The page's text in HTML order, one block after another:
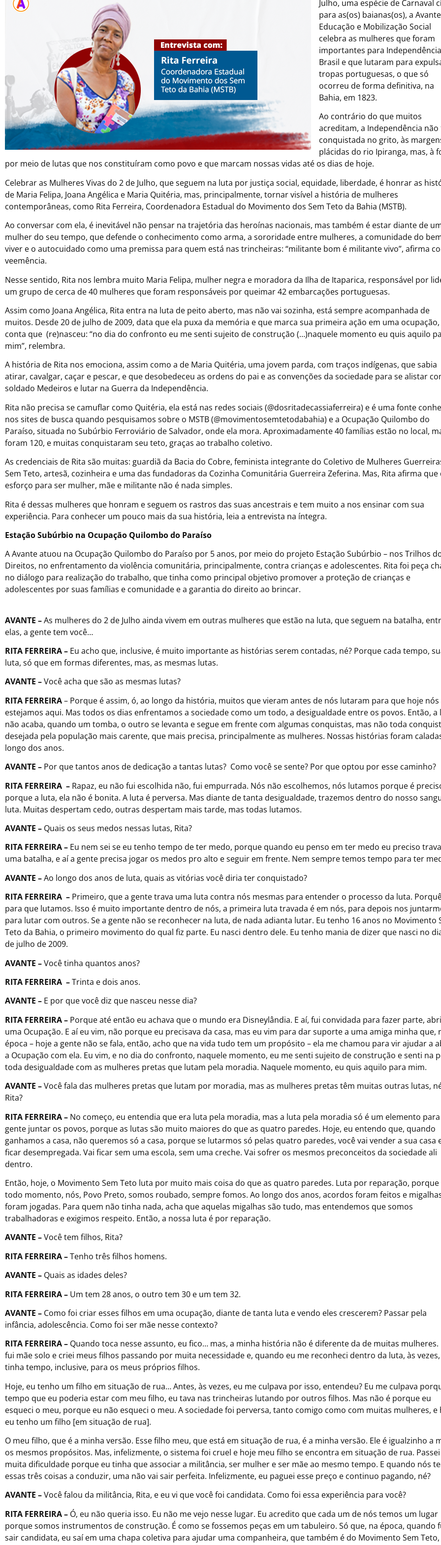
Julho, uma espécie de Carnaval
para as(os) baianas(os), a
Educação e Mobilização Social
celebra as mulheres que foram
importantes para
Brasil e que lutaram para
tropas portuguesas, o que só
ocorreu de forma definitiva, na
Bahia, em 1823.
Ao contrário do que muitos
acreditam, a Independência não
conquistada no grito, às
plácidas do rio Ipiranga, mas, à
por meio de lutas que nos constituíram como povo e que marcam nossas vidas até os dias de hoje.
Celebrar as Mulheres Vivas do 2 de Julho, que seguem na luta por justiça social, equidade, liberdade, é honrar as
de Maria Felipa, Joana Angélica e Maria Quitéria, mas, principalmente, tornar visível a história de mulheres
contemporâneas, como Rita Ferreira, Coordenadora Estadual do Movimento dos Sem Teto da Bahia (MSTB).
Ao conversar com ela, é inevitável não pensar na trajetória das heroínas nacionais, mas também é estar diante de
mulher do seu tempo, que defende o conhecimento como arma, a sororidade entre mulheres, a comunidade do
viver e o autocuidado como uma premissa para quem está nas trincheiras: “militante bom é militante vivo”, afirma
veemência.
Nesse sentido, Rita nos lembra muito Maria Felipa, mulher negra e moradora da Ilha de Itaparica, responsável por
um grupo de cerca de 40 mulheres que foram responsáveis por queimar 42 embarcações portuguesas.
Assim como Joana Angélica, Rita entra na luta de peito aberto, mas não vai sozinha, está sempre acompanhada de
muitos. Desde 20 de julho de 2009, data que ela puxa da memória e que marca sua primeira ação em uma ocupação,
conta que (re)nasceu: “no dia do confronto eu me senti sujeito de construção (…)naquele momento eu quis aquilo
mim”, relembra.
A história de Rita nos emociona, assim como a de Maria Quitéria, uma jovem parda, com traços indígenas, que sabia
atirar, cavalgar, caçar e pescar, e que desobedeceu as ordens do pai e as convenções da sociedade para se alistar
soldado Medeiros e lutar na Guerra da Independência.
Rita não precisa se camuflar como Quitéria, ela está nas redes sociais (@dosritadecassiaferreira) e é uma fonte
nos sites de busca quando pesquisamos sobre o MSTB (@movimentosemtetodabahia) e a Ocupação Quilombo do
Paraíso, situada no Subúrbio Ferroviário de Salvador, onde ela mora. Aproximadamente 40 famílias estão no local,
foram 120, e muitas conquistaram seu teto, graças ao trabalho coletivo.
As credenciais de Rita são muitas: guardiã da Bacia do Cobre, feminista integrante do Coletivo de Mulheres
Sem Teto, artesã, cozinheira e uma das fundadoras da Cozinha Comunitária Guerreira Zeferina. Mas, Rita afirma que
esforço para ser mulher, mãe e militante não é nada simples.
Rita é dessas mulheres que honram e seguem os rastros das suas ancestrais e tem muito a nos ensinar com sua
experiência. Para conhecer um pouco mais da sua história, leia a entrevista na íntegra.
Estação Subúrbio na Ocupação Quilombo do Paraíso
A Avante atuou na Ocupação Quilombo do Paraíso por 5 anos, por meio do projeto Estação Subúrbio – nos Trilhos
Direitos, no enfrentamento da violência comunitária, principalmente, contra crianças e adolescentes. Rita foi peça
no diálogo para realização do trabalho, que tinha como principal objetivo promover a proteção de crianças e
adolescentes por suas famílias e comunidade e a garantia do direito ao brincar.
AVANTE –As mulheres do 2 de Julho ainda vivem em outras mulheres que estão na luta, que seguem na batalha,
elas, a gente tem você…
RITA FERREIRA – Eu acho que, inclusive, é muito importante as histórias serem contadas, né? Porque cada tempo,
luta, só que em formas diferentes, mas, as mesmas lutas.
AVANTE –Você acha que são as mesmas lutas?
RITA FERREIRA– Porque é assim, ó, ao longo da história, muitos que vieram antes de nós lutaram para que hoje nós
estejamos aqui. Mas todos os dias enfrentamos a sociedade como um todo, a desigualdade entre os povos. Então, a
não acaba, quando um tomba, o outro se levanta e segue em frente com algumas conquistas, mas não toda
desejada pela população mais carente, que mais precisa, principalmente as mulheres. Nossas histórias foram
longo dos anos.
AVANTE – Por que tantos anos de dedicação a tantas lutas? Como você se sente? Por que optou por esse caminho?
RITA FERREIRA – Rapaz, eu não fui escolhida não, fui empurrada. Nós não escolhemos, nós lutamos porque é
porque a luta, ela não é bonita. A luta é perversa. Mas diante de tanta desigualdade, trazemos dentro do nosso
luta. Muitas despertam cedo, outras despertam mais tarde, mas todas lutamos.
AVANTE – Quais os seus medos nessas lutas, Rita?
RITA FERREIRA – Eu nem sei se eu tenho tempo de ter medo, porque quando eu penso em ter medo eu preciso
uma batalha, e aí a gente precisa jogar os medos pro alto e seguir em frente. Nem sempre temos tempo para ter
AVANTE –Ao longo dos anos de luta, quais as vitórias você diria ter conquistado?
RITA FERREIRA – Primeiro, que a gente trava uma luta contra nós mesmas para entender o processo da luta.
para que lutamos. Isso é muito importante dentro de nós, a primeira luta travada é em nós, para depois nos
para lutar com outros. Se a gente não se reconhecer na luta, de nada adianta lutar. Eu tenho 16 anos no Movimento
Teto da Bahia, o primeiro movimento do qual fiz parte. Eu nasci dentro dele. Eu tenho mania de dizer que nasci no
de julho de 2009.
AVANTE –Você tinha quantos anos?
RITA FERREIRA –Trinta e dois anos.
AVANTE – E por que você diz que nasceu nesse dia?
RITA FERREIRA – Porque até então eu achava que o mundo era Disneylândia. E aí, fui convidada para fazer parte,
uma Ocupação. E aí eu vim, não porque eu precisava da casa, mas eu vim para dar suporte a uma amiga minha que,
época – hoje a gente não se fala, então, acho que na vida tudo tem um propósito – ela me chamou para vir ajudar a
a Ocupação com ela. Eu vim, e no dia do confronto, naquele momento, eu me senti sujeito de construção e senti na
toda desigualdade com as mulheres pretas que lutam pela moradia. Naquele momento, eu quis aquilo para mim.
AVANTE –Você fala das mulheres pretas que lutam por moradia, mas as mulheres pretas têm muitas outras lutas,
Rita?
RITA FERREIRA – No começo, eu entendia que era luta pela moradia, mas a luta pela moradia só é um elemento para
gente juntar os povos, porque as lutas são muito maiores do que as quatro paredes. Hoje, eu entendo que, quando
ganhamos a casa, não queremos só a casa, porque se lutarmos só pelas quatro paredes, você vai vender a sua casa
ficar desempregada. Vai ficar sem uma escola, sem uma creche. Vai sofrer os mesmos preconceitos da sociedade ali
dentro.
Então, hoje, o Movimento Sem Teto luta por muito mais coisa do que as quatro paredes. Luta por reparação, porque
todo momento, nós, Povo Preto, somos roubado, sempre fomos. Ao longo dos anos, acordos foram feitos e
foram jogadas. Para quem não tinha nada, acha que aquelas migalhas são tudo, mas entendemos que somos
trabalhadoras e exigimos respeito. Então, a nossa luta é por reparação.
AVANTE –Você tem filhos, Rita?
RITA FERREIRA –Tenho três filhos homens.
AVANTE – Quais as idades deles?
RITA FERREIRA – Um tem 28 anos, o outro tem 30 e um tem 32.
AVANTE – Como foi criar esses filhos em uma ocupação, diante de tanta luta e vendo eles crescerem? Passar pela
infância, adolescência. Como foi ser mãe nesse contexto?
RITA FERREIRA – Quando toca nesse assunto, eu fico… mas, a minha história não é diferente da de muitas mulheres.
fui mãe solo e criei meus filhos passando por muita necessidade e, quando eu me reconheci dentro da luta, às
tinha tempo, inclusive, para os meus próprios filhos.
Hoje, eu tenho um filho em situação de rua… Antes, às vezes, eu me culpava por isso, entendeu? Eu me culpava
tempo que eu poderia estar com meu filho, eu tava nas trincheiras lutando por outros filhos. Mas não é porque eu
esqueci o meu, porque eu não esqueci o meu. A sociedade foi perversa, tanto comigo como com muitas mulheres, e
eu tenho um filho [em situação de rua].
O meu filho, que é a minha versão. Esse filho meu, que está em situação de rua, é a minha versão. Ele é igualzinho a
os mesmos propósitos. Mas, infelizmente, o sistema foi cruel e hoje meu filho se encontra em situação de rua. Passei
muita dificuldade porque eu tinha que associar a militância, ser mulher e ser mãe ao mesmo tempo. E quando nós
essas três coisas a conduzir, uma não vai sair perfeita. Infelizmente, eu paguei esse preço e continuo pagando, né?
AVANTE –Você falou da militância, Rita, e eu vi que você foi candidata. Como foi essa experiência para você?
RITA FERREIRA – Ó, eu não queria isso. Eu não me vejo nesse lugar. Eu acredito que cada um de nós temos um lugar
porque somos instrumentos de construção. É como se fossemos peças em um tabuleiro. Só que, na época, quando
sair candidata, eu saí em uma chapa coletiva para ajudar uma companheira, que também é do Movimento Sem Teto,